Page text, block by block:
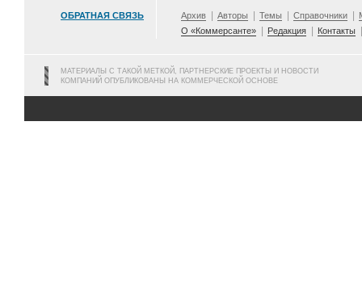
ОБРАТНАЯ СВЯЗЬ Архив Авторы Темы Справочники
О «Коммерсанте»
Редакция Контакты
МАТЕРИАЛЫ С ТАКОЙ МЕТКОЙ, ПАРТНЕРСКИЕ ПРОЕКТЫ И НОВОСТИ
КОМПАНИЙ ОПУБЛИКОВАНЫ НА КОММЕРЧЕСКОЙ ОСНОВЕ